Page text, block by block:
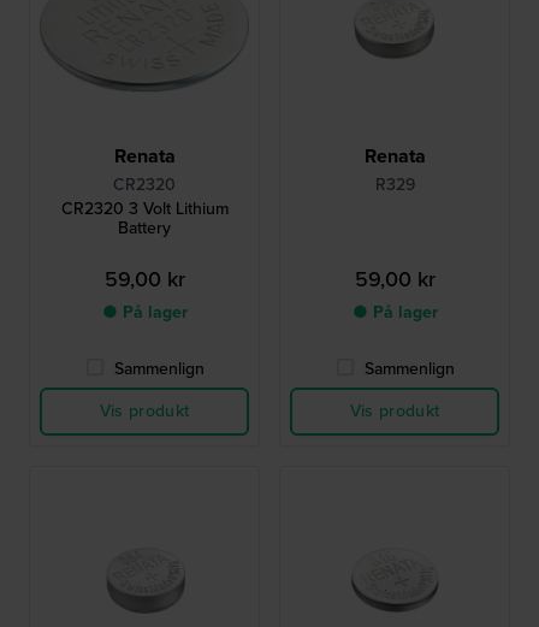
Renata
CR2320
CR2320 3 Volt Lithium
Battery
59,00 kr
● På lager
Sammenlign
Vis produkt
Renata
R329
59,00 kr
● På lager
Sammenlign
Vis produkt